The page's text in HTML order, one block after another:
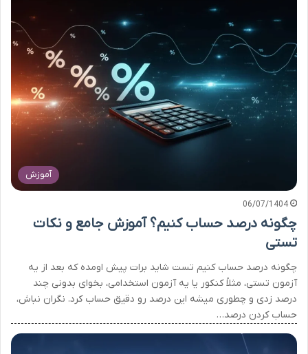
آموزش
06/07/1404
چگونه درصد حساب کنیم؟ آموزش جامع و نکات
تستی
چگونه درصد حساب کنیم تست شاید برات پیش اومده که بعد از یه
آزمون تستی، مثلاً کنکور یا یه آزمون استخدامی، بخوای بدونی چند
درصد زدی و چطوری میشه این درصد رو دقیق حساب کرد. نگران نباش،
حساب کردن درصد…